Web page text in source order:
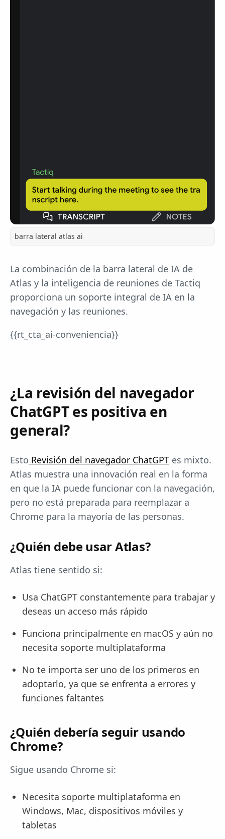
barra lateral atlas ai
La combinación de la barra lateral de IA de
Atlas y la inteligencia de reuniones de Tactiq
proporciona un soporte integral de IA en la
navegación y las reuniones.
{{rt_cta_ai-conveniencia}}
¿La revisión del navegador
ChatGPT es positiva en
general?
Esto Revisión del navegador ChatGPT es mixto.
Atlas muestra una innovación real en la forma
en que la IA puede funcionar con la navegación,
pero no está preparada para reemplazar a
Chrome para la mayoría de las personas.
¿Quién debe usar Atlas?
Atlas tiene sentido si:
Usa ChatGPT constantemente para trabajar y
deseas un acceso más rápido
Funciona principalmente en macOS y aún no
necesita soporte multiplataforma
No te importa ser uno de los primeros en
adoptarlo, ya que se enfrenta a errores y
funciones faltantes
¿Quién debería seguir usando
Chrome?
Sigue usando Chrome si:
Necesita soporte multiplataforma en
Windows, Mac, dispositivos móviles y
tabletas